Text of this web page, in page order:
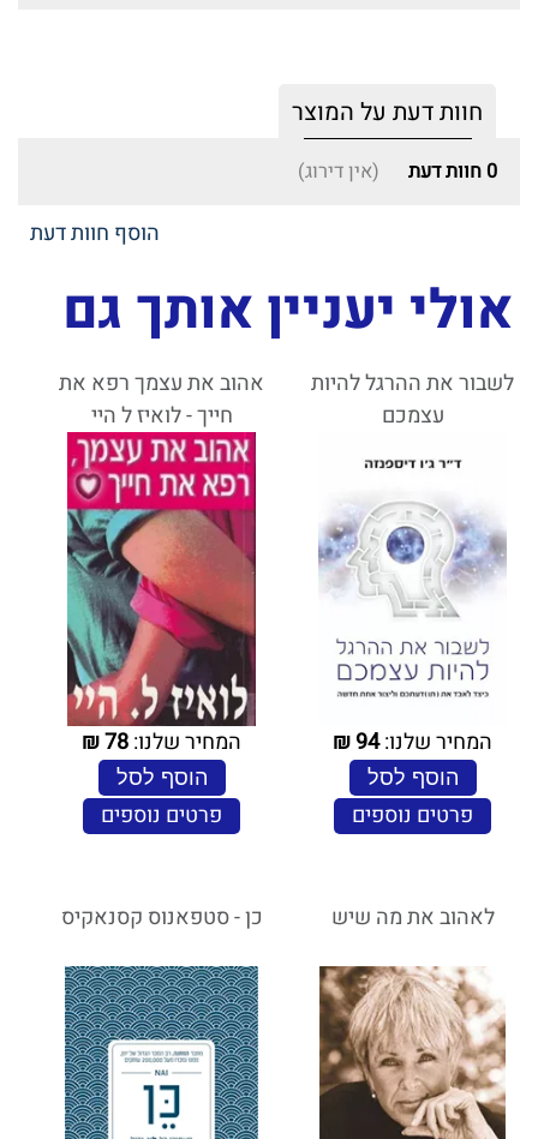
חוות דעת על המוצר
0 חוות דעת (אין דירוג)
הוסף חוות דעת
אולי יעניין אותך גם
לשבור את ההרגל להיות
עצמכם
המחיר שלנו:94
₪
הוסף לסל
פרטים נוספים
אהוב את עצמך רפא את
חייך - לואיז ל היי
המחיר שלנו:78
₪
הוסף לסל
פרטים נוספים
לאהוב את מה שיש כן - סטפאנוס קסנאקיס